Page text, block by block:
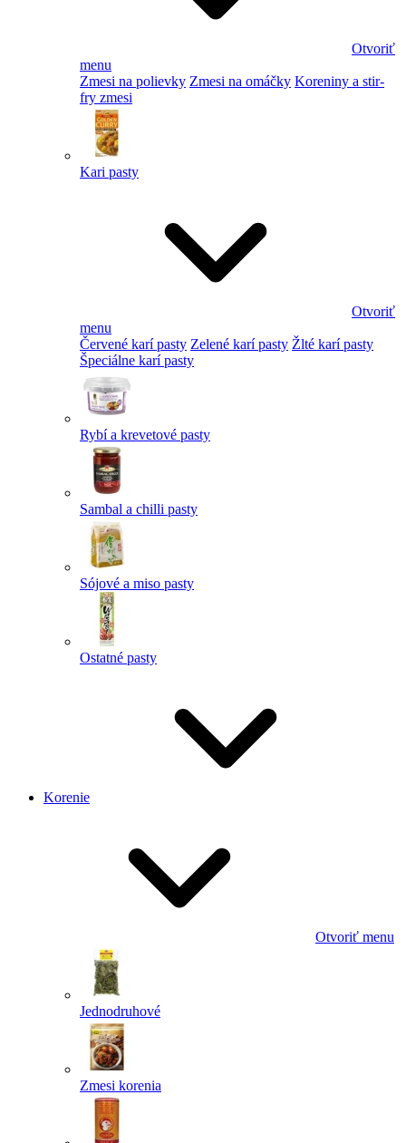
Otvoriť
menu
Zmesi na polievky Zmesi na omáčky Koreniny a stir-
fry zmesi
Kari pasty
Otvoriť
menu
Červené karí pasty Zelené karí pasty Žlté karí pasty
Špeciálne karí pasty
Rybí a krevetové pasty
Sambal a chilli pasty
Sójové a miso pasty
Ostatné pasty
Korenie
Otvoriť menu
Jednodruhové
Zmesi korenia